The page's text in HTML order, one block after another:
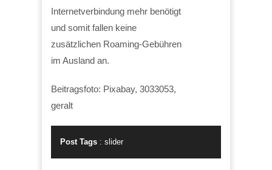
Internetverbindung mehr benötigt
und somit fallen keine
zusätzlichen Roaming-Gebühren
im Ausland an.
Beitragsfoto: Pixabay, 3033053,
geralt
Post Tags : slider